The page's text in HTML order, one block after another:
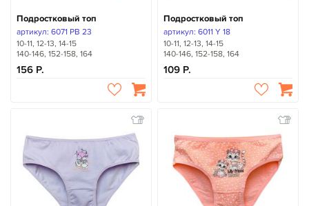
Подростковый топ
артикул: 6071 PB 23
10-11, 12-13, 14-15
140-146, 152-158, 164
156
Подростковый топ
артикул: 6011 Y 18
10-11, 12-13, 14-15
140-146, 152-158, 164
109